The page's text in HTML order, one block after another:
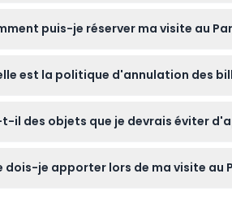
gratuitement et doivent également
puis-je réserver ma visite au
et sécuriser votre entrée
est la politique d'annulation des
t-il des objets que je devrais éviter
visiteurs. Les animaux de
dois-je apporter lors de ma visite au